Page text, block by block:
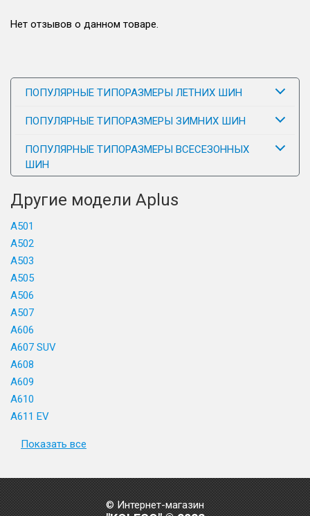
Нет отзывов о данном товаре.
ПОПУЛЯРНЫЕ ТИПОРАЗМЕРЫ ЛЕТНИХ ШИН
ПОПУЛЯРНЫЕ ТИПОРАЗМЕРЫ ЗИМНИХ ШИН
ПОПУЛЯРНЫЕ ТИПОРАЗМЕРЫ ВСЕСЕЗОННЫХ
ШИН
Другие модели Aplus
A501
A502
A503
A505
A506
A507
A606
A607 SUV
A608
A609
A610
A611 EV
Показать все
© Интернет-магазин